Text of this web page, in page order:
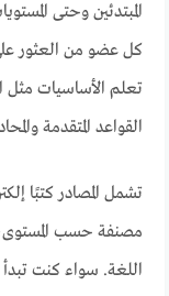
المبتدئين وحتى
كل عضو من العثور على
تعلم الأساسيات مثل
القواعد المتقدمة
تشمل المصادر كتبًا
مصنفة حسب
اللغة. سواء كنت